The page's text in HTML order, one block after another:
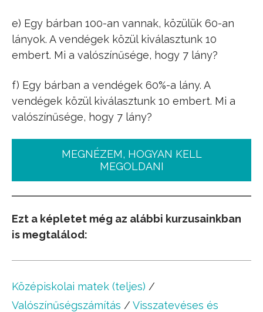
e) Egy bárban 100-an vannak, közülük 60-an
lányok. A vendégek közül kiválasztunk 10
embert. Mi a valószínűsége, hogy 7 lány?
f) Egy bárban a vendégek 60%-a lány. A
vendégek közül kiválasztunk 10 embert. Mi a
valószínűsége, hogy 7 lány?
MEGNÉZEM, HOGYAN KELL
MEGOLDANI
Ezt a képletet még az alábbi kurzusainkban
is megtalálod:
Középiskolai matek (teljes) /
Valószínűségszámítás / Visszatevéses és